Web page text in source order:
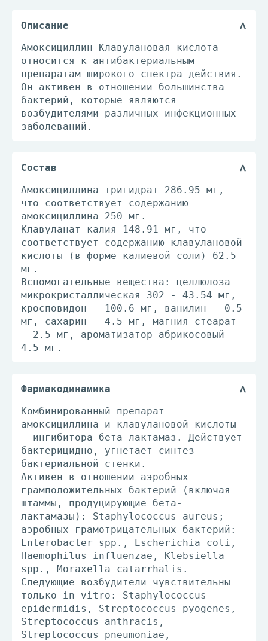
Описание
Амоксициллин Клавулановая кислота
относится к антибактериальным
препаратам широкого спектра действия.
Он активен в отношении большинства
бактерий, которые являются
возбудителями различных инфекционных
заболеваний.
Состав
Амоксициллина тригидрат 286.95 мг,
что соответствует содержанию
амоксициллина 250 мг.
Клавуланат калия 148.91 мг, что
соответствует содержанию клавулановой
кислоты (в форме калиевой соли) 62.5
мг.
Вспомогательные вещества: целлюлоза
микрокристаллическая 302 - 43.54 мг,
кросповидон - 100.6 мг, ванилин - 0.5
мг, сахарин - 4.5 мг, магния стеарат
- 2.5 мг, ароматизатор абрикосовый -
4.5 мг.
Фармакодинамика
Комбинированный препарат
амоксициллина и клавулановой кислоты
- ингибитора бета-лактамаз. Действует
бактерицидно, угнетает синтез
бактериальной стенки.
Активен в отношении аэробных
грамположительных бактерий (включая
штаммы, продуцирующие бета-
лактамазы): Staphylococcus aureus;
аэробных грамотрицательных бактерий:
Enterobacter spp., Escherichia coli,
Haemophilus influenzae, Klebsiella
spp., Moraxella catarrhalis.
Следующие возбудители чувствительны
только in vitro: Staphylococcus
epidermidis, Streptococcus pyogenes,
Streptococcus anthracis,
Streptococcus pneumoniae,